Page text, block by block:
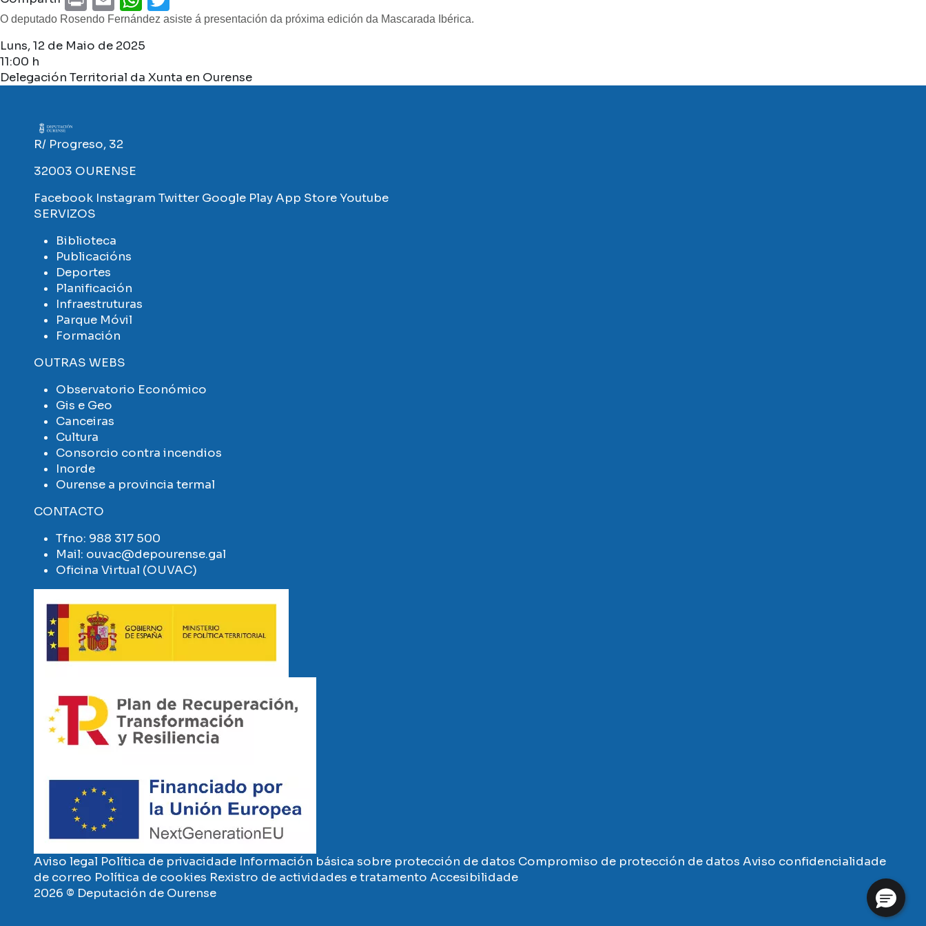
O deputado Rosendo Fernández asiste á presentación da próxima edición da Mascarada Ibérica.
Luns, 12 de Maio de 2025
11:00 h
Delegación Territorial da Xunta en Ourense
Imaxe
R/ Progreso, 32
32003 OURENSE
Facebook Instagram Twitter Google PlayApp StoreYoutube
SERVIZOS
Biblioteca
Publicacións
Deportes
Planificación
Infraestruturas
Parque Móvil
Formación
OUTRAS WEBS
Observatorio Económico
Gis e Geo
Canceiras
Cultura
Consorcio contra incendios
Inorde
Ourense a provincia termal
CONTACTO
Tfno: 988 317 500
Mail: ouvac@depourense.gal
Oficina Virtual (OUVAC)
Aviso legal Política de privacidade Información básica sobre protección de datos Compromiso de protección de datos Aviso confidencialidade
de correo Política de cookies Rexistro de actividades e tratamento Accesibilidade
2026 © Deputación de Ourense